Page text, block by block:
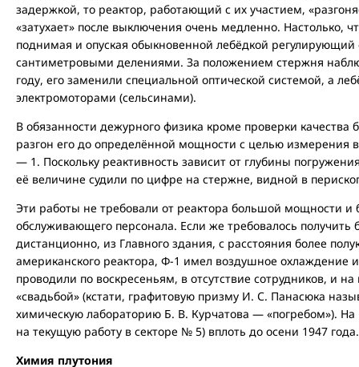
задержкой, то реактор, работающий с их участием,
«затухает» после выключения очень медленно. Настолько,
поднимая и опуская обыкновенной лебёдкой
сантиметровыми делениями. За положением стержня
году, его заменили специальной оптической системой, а
электромоторами (сельсинами).
В обязанности дежурного физика кроме проверки качества
разгон его до определённой мощности с целью измерения
— 1. Поскольку реактивность зависит от глубины
её величине судили по цифре на стержне, видной в
Эти работы не требовали от реактора большой мощности и
обслуживающего персонала. Если же требовалось
дистанционно, из Главного здания, с расстояния более
американского реактора, Ф-1 имел воздушное охлаждение и
проводили по воскресеньям, в отсутствие сотрудников, и
«свадьбой» (кстати, графитовую призму И. С. Панасюка
химическую лабораторию Б. В. Курчатова — «погребом»).
на текущую работу в секторе № 5) вплоть до осени 1947 года.
Химия плутония